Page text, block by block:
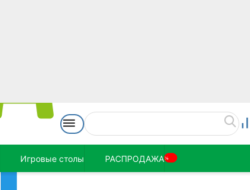
Игровые столы РАСПРОДАЖА%